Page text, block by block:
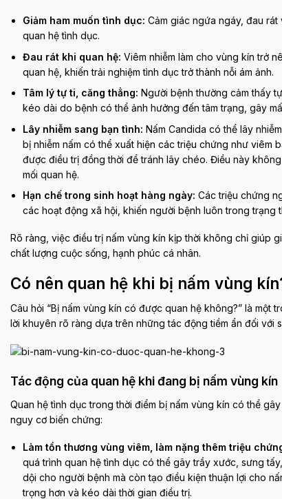
Giảm ham muốn tình dục: Cảm giác ngứa ngáy, đau
quan hệ tình dục.
Đau rát khi quan hệ: Viêm nhiễm làm cho vùng kín trở
quan hệ, khiến trải nghiệm tình dục trở thành nỗi ám ảnh.
Tâm lý tự ti, căng thẳng: Người bệnh thường cảm thấy
kéo dài do bệnh có thể ảnh hưởng đến tâm trạng, gây
Lây nhiễm sang bạn tình: Nấm Candida có thể lây
bị nhiễm nấm có thể xuất hiện các triệu chứng như
được điều trị đồng thời để tránh lây chéo. Điều này
mối quan hệ.
Hạn chế trong sinh hoạt hàng ngày: Các triệu chứng
các hoạt động xã hội, khiến người bệnh luôn trong trạng
Rõ ràng, việc điều trị nấm vùng kín kịp thời không chỉ giúp
chất lượng cuộc sống, hạnh phúc cá nhân.
Có nên quan hệ khi bị nấm vùng
Câu hỏi “Bị nấm vùng kín có được quan hệ không?” là
lời khuyên rõ ràng dựa trên những tác động tiềm ẩn đối với
Tác động của quan hệ khi đang bị nấm vùng kín
Quan hệ tình dục trong thời điểm bị nấm vùng kín có thể
nguy cơ biến chứng:
Làm tổn thương vùng viêm, làm nặng thêm triệu
quá trình quan hệ tình dục có thể gây trầy xước, sưng
dội cho người bệnh mà còn tạo điều kiện thuận lợi cho
trọng hơn và kéo dài thời gian điều trị.